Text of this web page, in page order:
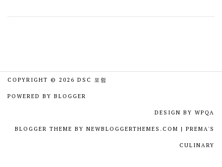
COPYRIGHT © 2026 DSC 포럼
POWERED BY BLOGGER
DESIGN BY WPQA
BLOGGER THEME BY NEWBLOGGERTHEMES.COM | PREMA'S
CULINARY